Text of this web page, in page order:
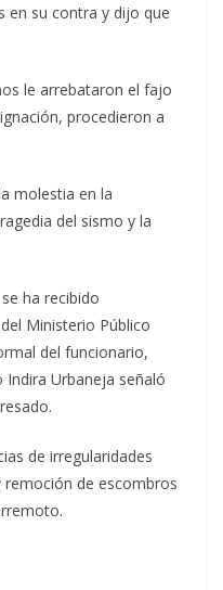
en su contra y dijo que
le arrebataron el fajo
procedieron a
molestia en la
del sismo y la
ha recibido
Ministerio Público
del funcionario,
Urbaneja señaló
de irregularidades
remoción de escombros